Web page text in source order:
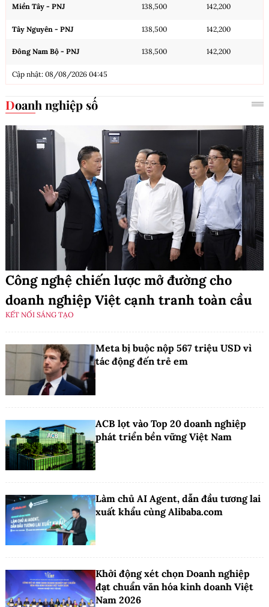
Miền Tây - PNJ 138,500 142,200
Tây Nguyên - PNJ 138,500 142,200
Đông Nam Bộ - PNJ 138,500 142,200
Cập nhật: 08/08/2026 04:45
Doanh nghiệp số
Công nghệ chiến lược mở đường cho
doanh nghiệp Việt cạnh tranh toàn cầu
KẾT NỐI SÁNG TẠO
Meta bị buộc nộp 567 triệu USD vì
tác động đến trẻ em
ACB lọt vào Top 20 doanh nghiệp
phát triển bền vững Việt Nam
Làm chủ AI Agent, dẫn đầu tương lai
xuất khẩu cùng Alibaba.com
Khởi động xét chọn Doanh nghiệp
đạt chuẩn văn hóa kinh doanh Việt
Nam 2026